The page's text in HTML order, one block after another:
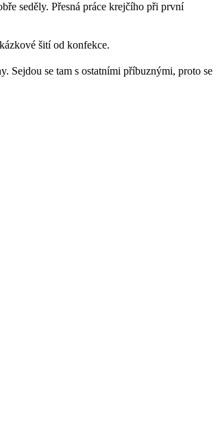
seděly. Přesná práce krejčího při první
šití od konfekce.
Sejdou se tam s ostatními příbuznými, proto se